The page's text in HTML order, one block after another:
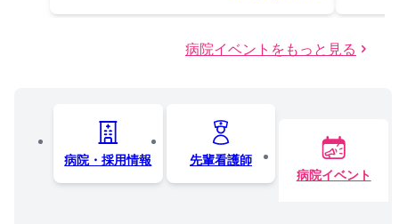
病院イベントをもっと見る
病院・採用情報
先輩看護師
病院イベント